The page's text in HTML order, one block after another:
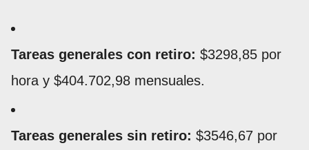
Tareas generales con retiro: $3298,85 por
hora y $404.702,98 mensuales.
Tareas generales sin retiro: $3546,67 por